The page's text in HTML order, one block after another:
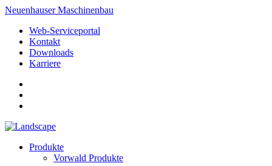
Neuenhauser Maschinenbau
Web-Serviceportal
Kontakt
Downloads
Karriere
Produkte
Vorwald Produkte